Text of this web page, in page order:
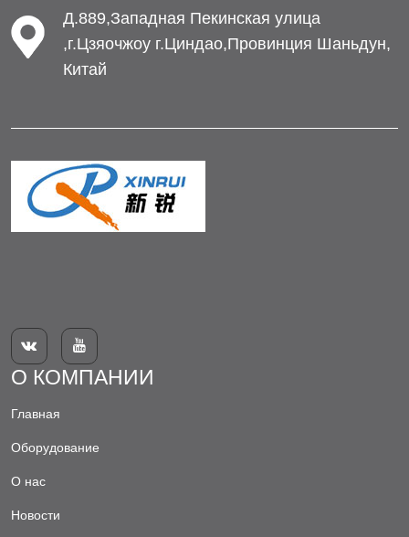
Д.889,Западная Пекинская улица
,г.Цзяочжоу г.Циндао,Провинция Шаньдун,
Китай
 
О КОМПАНИИ
Главная
Оборудование
О нас
Новости